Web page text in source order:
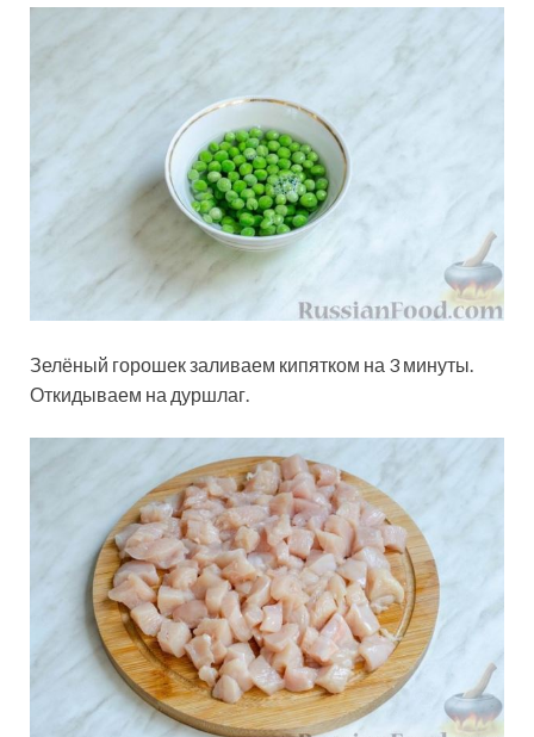
Зелёный горошек заливаем кипятком на 3 минуты.
Откидываем на дуршлаг.